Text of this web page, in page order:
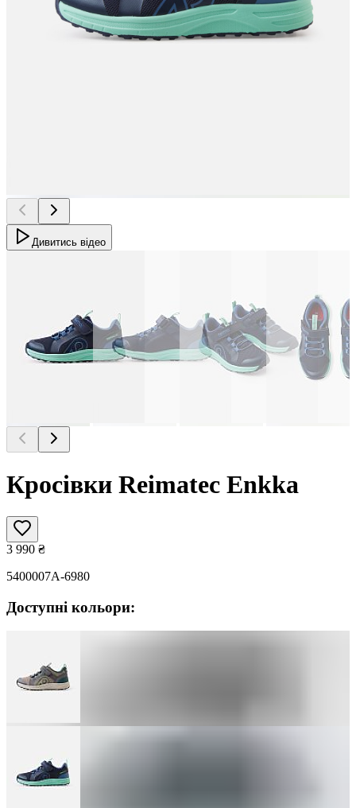
Дивитись відео
Кросівки Reimatec Enkka
3 990 ₴
5400007A-6980
Доступні кольори: